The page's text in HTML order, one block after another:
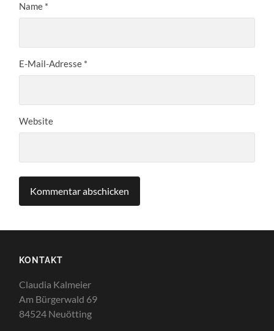
Name *
E-Mail-Adresse *
Website
KONTAKT
Claudia Kalmeier
Am Bürgerwald 69
84524 Neuötting